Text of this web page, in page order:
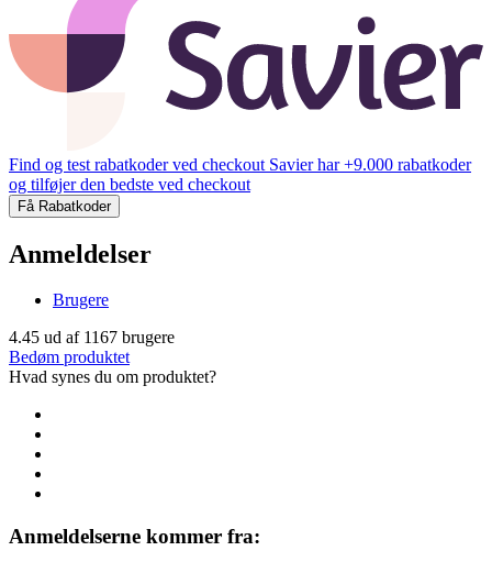
Find og test rabatkoder ved checkout Savier har +9.000 rabatkoder
og tilføjer den bedste ved checkout
Få Rabatkoder
Anmeldelser
Brugere
4.45 ud af 1167 brugere
Bedøm produktet
Hvad synes du om produktet?
Anmeldelserne kommer fra: